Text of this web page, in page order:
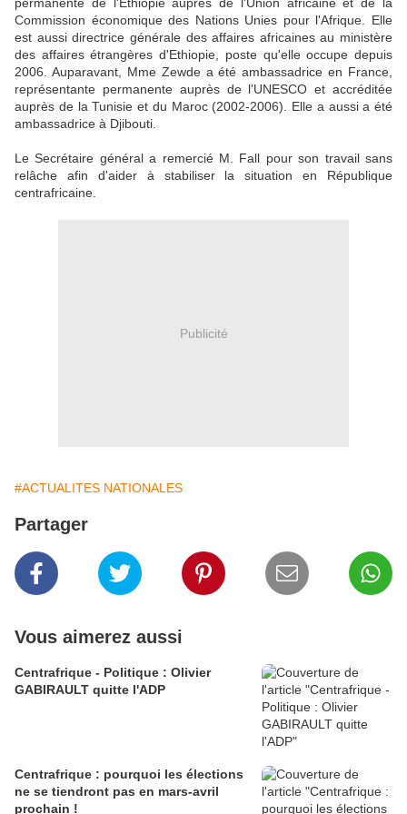
Commission économique des Nations Unies pour l'Afrique. Elle
est aussi directrice générale des affaires africaines au ministère
des affaires étrangères d'Ethiopie, poste qu'elle occupe depuis
2006. Auparavant, Mme Zewde a été ambassadrice en France,
représentante permanente auprès de l'UNESCO et accréditée
auprès de la Tunisie et du Maroc (2002-2006). Elle a aussi a été
ambassadrice à Djibouti.
Le Secrétaire général a remercié M. Fall pour son travail sans
relâche afin d'aider à stabiliser la situation en République
centrafricaine.
Publicité
#ACTUALITES NATIONALES
Partager
Vous aimerez aussi
Centrafrique - Politique : Olivier
GABIRAULT quitte l'ADP
Centrafrique : pourquoi les élections
ne se tiendront pas en mars-avril
prochain !